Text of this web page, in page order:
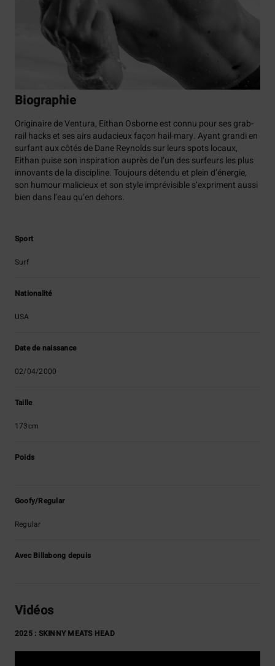
Biographie
Originaire de Ventura, Eithan Osborne est connu pour ses grab-
rail hacks et ses airs audacieux façon hail-mary. Ayant grandi en
surfant aux côtés de Dane Reynolds sur leurs spots locaux,
Eithan puise son inspiration auprès de l’un des surfeurs les plus
innovants de la discipline. Toujours détendu et plein d’énergie,
son humour malicieux et son style imprévisible s’expriment aussi
bien dans l’eau qu’en dehors.
Sport
Surf
Nationalité
USA
Date de naissance
02/04/2000
Taille
173cm
Poids
Goofy/Regular
Regular
Avec Billabong depuis
Vidéos
2025 : SKINNY MEATS HEAD